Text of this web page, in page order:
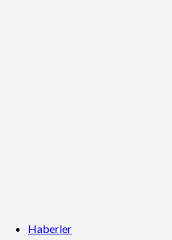
Haberler